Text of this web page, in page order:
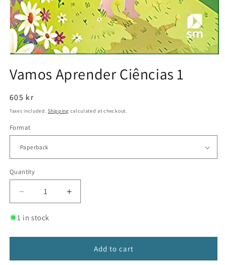
1
in
Vamos Aprender Ciências 1
Regular
price
605 kr
Taxes included.Shipping calculated at checkout.
Format
Quantity
Decrease
quantity
for
Aprender
1
Increase
quantity
Aprender
Ciências
1
1 in stock
Add to cart